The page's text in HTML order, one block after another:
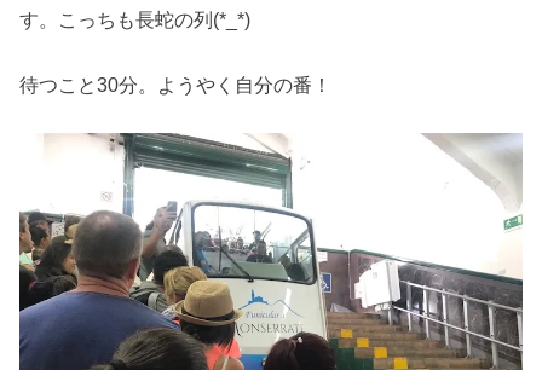
す。こっちも長蛇の列(*_*)
待つこと30分。ようやく自分の番！